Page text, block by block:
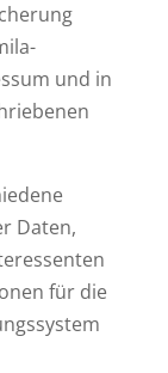
und in
Daten,
für die